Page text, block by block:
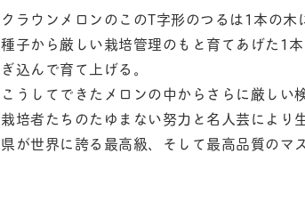
クラウンメロンのこのT字形のつるは1本の
種子から厳しい栽培管理のもと育てあげた1
ぎ込んで育て上げる。
こうしてできたメロンの中からさらに厳しい
栽培者たちのたゆまない努力と名人芸によ
県が世界に誇る最高級、そして最高品質のマ